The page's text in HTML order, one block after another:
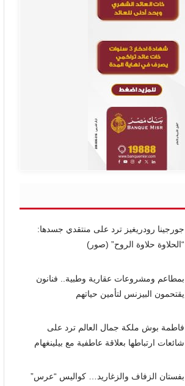
جورجينا رودريغيز ترد على منتقدي جسدها:
“الحلاوة حلاوة الروح” (صور)
بمطاعم ومشروعات عقارية وطبية.. فنانون
يقتحمون البيزنس لتأمين حياتهم
فاطمة بوش ملكة جمال العالم ترد على
شائعات ارتباطها بعلاقة عاطفية مع بيلينغهام
بفستان الزفاف والزغاريد… كواليس “عرس”